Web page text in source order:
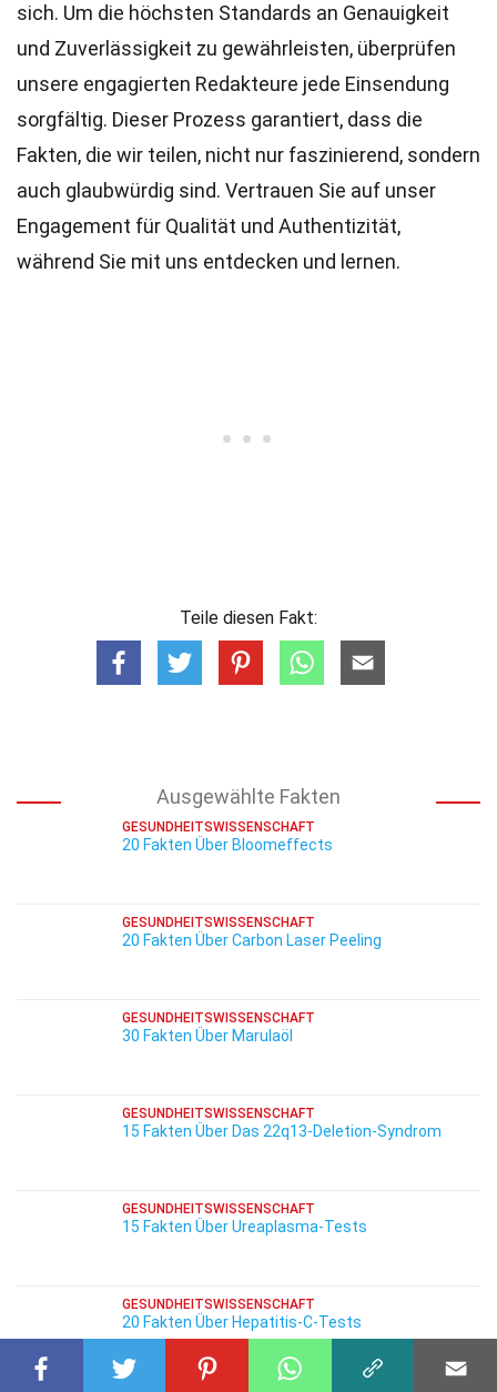
sich. Um die höchsten Standards an Genauigkeit
und Zuverlässigkeit zu gewährleisten, überprüfen
unsere engagierten Redakteure jede Einsendung
sorgfältig. Dieser Prozess garantiert, dass die
Fakten, die wir teilen, nicht nur faszinierend, sondern
auch glaubwürdig sind. Vertrauen Sie auf unser
Engagement für Qualität und Authentizität,
während Sie mit uns entdecken und lernen.
Teile diesen Fakt:
Ausgewählte Fakten
GESUNDHEITSWISSENSCHAFT
20 Fakten Über Bloomeffects
GESUNDHEITSWISSENSCHAFT
20 Fakten Über Carbon Laser Peeling
GESUNDHEITSWISSENSCHAFT
30 Fakten Über Marulaöl
GESUNDHEITSWISSENSCHAFT
15 Fakten Über Das 22q13-Deletion-Syndrom
GESUNDHEITSWISSENSCHAFT
15 Fakten Über Ureaplasma-Tests
GESUNDHEITSWISSENSCHAFT
20 Fakten Über Hepatitis-C-Tests